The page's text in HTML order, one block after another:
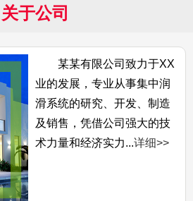
关于公司
某某有限公司致力于XX
业的发展，专业从事集中润
滑系统的研究、开发、制造
及销售，凭借公司强大的技
术力量和经济实力...详细>>